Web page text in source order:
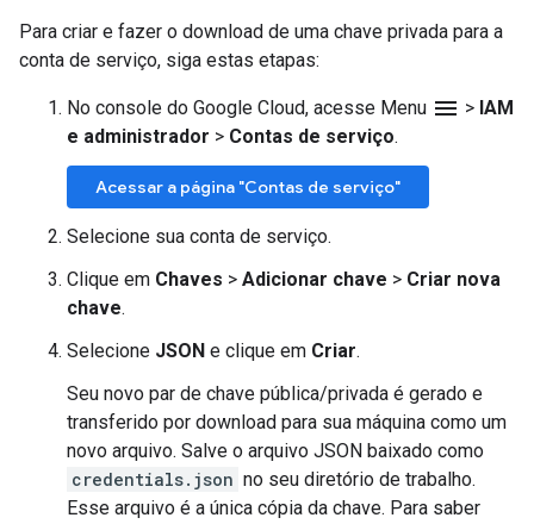
Para criar e fazer o download de uma chave privada para a
conta de serviço, siga estas etapas:
No console do Google Cloud, acesse Menu menu > IAM
e administrador > Contas de serviço.
Acessar a página "Contas de serviço"
Selecione sua conta de serviço.
Clique em Chaves > Adicionar chave > Criar nova
chave.
Selecione JSON e clique em Criar.
Seu novo par de chave pública/privada é gerado e
transferido por download para sua máquina como um
novo arquivo. Salve o arquivo JSON baixado como
credentials.json no seu diretório de trabalho.
Esse arquivo é a única cópia da chave. Para saber